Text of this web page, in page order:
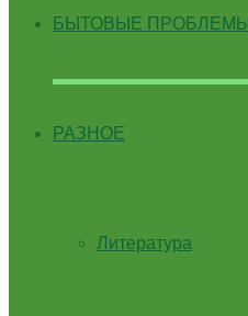
БЫТОВЫЕ ПРОБЛЕМЫ
РАЗНОЕ
Литература